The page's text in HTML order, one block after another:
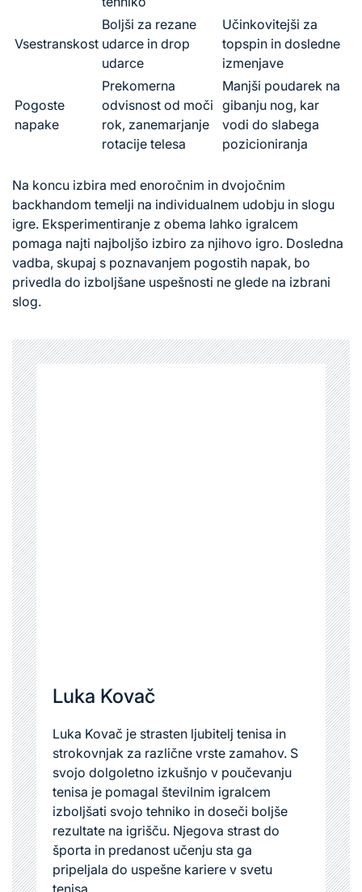
Vsestranskost
Boljši za rezane
udarce in drop
udarce
Učinkovitejši za
topspin in dosledne
izmenjave
Pogoste
napake
Prekomerna
odvisnost od moči
rok, zanemarjanje
rotacije telesa
Manjši poudarek na
gibanju nog, kar
vodi do slabega
pozicioniranja
Na koncu izbira med enoročnim in dvojočnim
backhandom temelji na individualnem udobju in slogu
igre. Eksperimentiranje z obema lahko igralcem
pomaga najti najboljšo izbiro za njihovo igro. Dosledna
vadba, skupaj s poznavanjem pogostih napak, bo
privedla do izboljšane uspešnosti ne glede na izbrani
slog.
Luka Kovač
Luka Kovač je strasten ljubitelj tenisa in
strokovnjak za različne vrste zamahov. S
svojo dolgoletno izkušnjo v poučevanju
tenisa je pomagal številnim igralcem
izboljšati svojo tehniko in doseči boljše
rezultate na igrišču. Njegova strast do
športa in predanost učenju sta ga
pripeljala do uspešne kariere v svetu